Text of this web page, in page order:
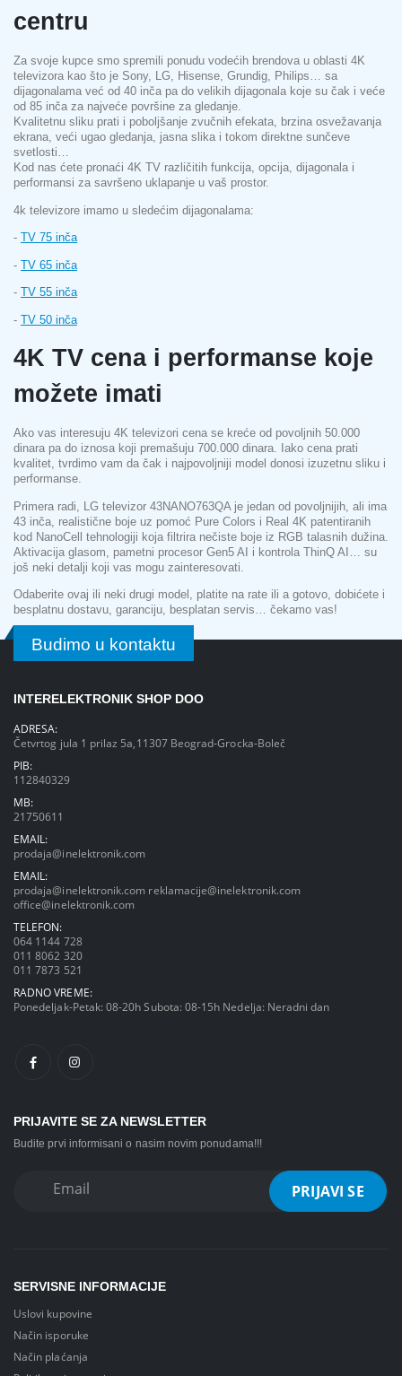
centru
Za svoje kupce smo spremili ponudu vodećih brendova u oblasti 4K
televizora kao što je Sony, LG, Hisense, Grundig, Philips… sa
dijagonalama već od 40 inča pa do velikih dijagonala koje su čak i veće
od 85 inča za najveće površine za gledanje.
Kvalitetnu sliku prati i poboljšanje zvučnih efekata, brzina osvežavanja
ekrana, veći ugao gledanja, jasna slika i tokom direktne sunčeve
svetlosti…
Kod nas ćete pronaći 4K TV različitih funkcija, opcija, dijagonala i
performansi za savršeno uklapanje u vaš prostor.
4k televizore imamo u sledećim dijagonalama:
- TV 75 inča
- TV 65 inča
- TV 55 inča
- TV 50 inča
4K TV cena i performanse koje
možete imati
Ako vas interesuju 4K televizori cena se kreće od povoljnih 50.000
dinara pa do iznosa koji premašuju 700.000 dinara. Iako cena prati
kvalitet, tvrdimo vam da čak i najpovoljniji model donosi izuzetnu sliku i
performanse.
Primera radi, LG televizor 43NANO763QA je jedan od povoljnijih, ali ima
43 inča, realistične boje uz pomoć Pure Colors i Real 4K patentiranih
kod NanoCell tehnologiji koja filtrira nečiste boje iz RGB talasnih dužina.
Aktivacija glasom, pametni procesor Gen5 AI i kontrola ThinQ AI… su
još neki detalji koji vas mogu zainteresovati.
Odaberite ovaj ili neki drugi model, platite na rate ili a gotovo, dobićete i
besplatnu dostavu, garanciju, besplatan servis… čekamo vas!
Budimo u kontaktu
INTERELEKTRONIK SHOP DOO
ADRESA:
Četvrtog jula 1 prilaz 5a,11307 Beograd-Grocka-Boleč
PIB:
112840329
MB:
21750611
EMAIL:
prodaja@inelektronik.com
EMAIL:
prodaja@inelektronik.com reklamacije@inelektronik.com
office@inelektronik.com
TELEFON:
064 1144 728
011 8062 320
011 7873 521
RADNO VREME:
Ponedeljak-Petak: 08-20h Subota: 08-15h Nedelja: Neradni dan
PRIJAVITE SE ZA NEWSLETTER
Budite prvi informisani o nasim novim ponudama!!!
SERVISNE INFORMACIJE
Uslovi kupovine
Način isporuke
Način plaćanja